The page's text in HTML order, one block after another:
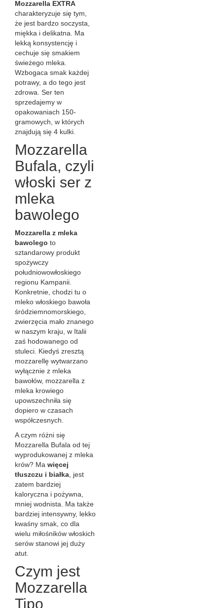
Mozzarella EXTRA
charakteryzuje się tym,
że jest bardzo soczysta,
miękka i delikatna. Ma
lekką konsystencję i
cechuje się smakiem
świeżego mleka.
Wzbogaca smak każdej
potrawy, a do tego jest
zdrowa. Ser ten
sprzedajemy w
opakowaniach 150-
gramowych, w których
znajdują się 4 kulki.
Mozzarella
Bufala, czyli
włoski ser z
mleka
bawolego
Mozzarella z mleka
bawolego to
sztandarowy produkt
spożywczy
południowowłoskiego
regionu Kampanii.
Konkretnie, chodzi tu o
mleko włoskiego bawoła
śródziemnomorskiego,
zwierzęcia mało znanego
w naszym kraju, w Italii
zaś hodowanego od
stuleci. Kiedyś zresztą
mozzarellę wytwarzano
wyłącznie z mleka
bawołów, mozzarella z
mleka krowiego
upowszechniła się
dopiero w czasach
współczesnych.
A czym różni się
Mozzarella Bufala od tej
wyprodukowanej z mleka
krów? Ma więcej
tłuszczu i białka, jest
zatem bardziej
kaloryczna i pożywna,
mniej wodnista. Ma także
bardziej intensywny, lekko
kwaśny smak, co dla
wielu miłośników włoskich
serów stanowi jej duży
atut.
Czym jest
Mozzarella
Tipo